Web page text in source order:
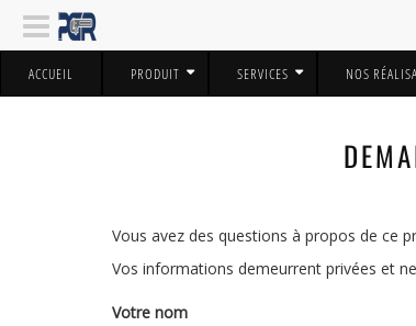
ACCUEIL PRODUIT SERVICES NOS
Vous avez des questions à propos de ce
Vos informations demeurrent privées et
Votre nom